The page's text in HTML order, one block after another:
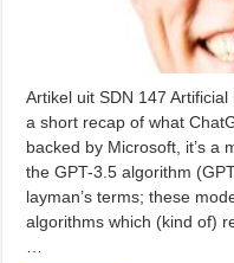
Artikel uit SDN 147
a short recap of what
backed by Microsoft, it’s a
the GPT-3.5 algorithm
layman’s terms; these
algorithms which (kind of)